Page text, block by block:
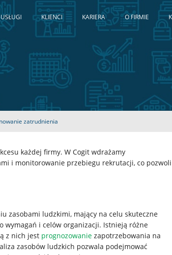
USŁUGI KLIENCI KARIERA O FIRMIE
zatrudnienia
każdej firmy. W Cogit wdrażamy
i monitorowanie przebiegu rekrutacji, co pozwoli
zasobami ludzkimi, mający na celu skuteczne
i celów organizacji. Istnieją różne
z nich jest prognozowaniezapotrzebowania na
zasobów ludzkich pozwala podejmować